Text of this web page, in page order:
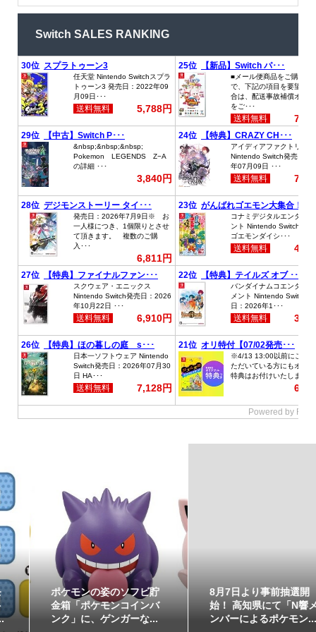
Switch SALES RANKING
ポケモンの姿のソフビ貯
金箱「ポケモンコインバ
ンク」に、ゲンガーな...
8月7日より事前抽選開
始！ 高知県にて「N響メ
ンバーによるポケモン...